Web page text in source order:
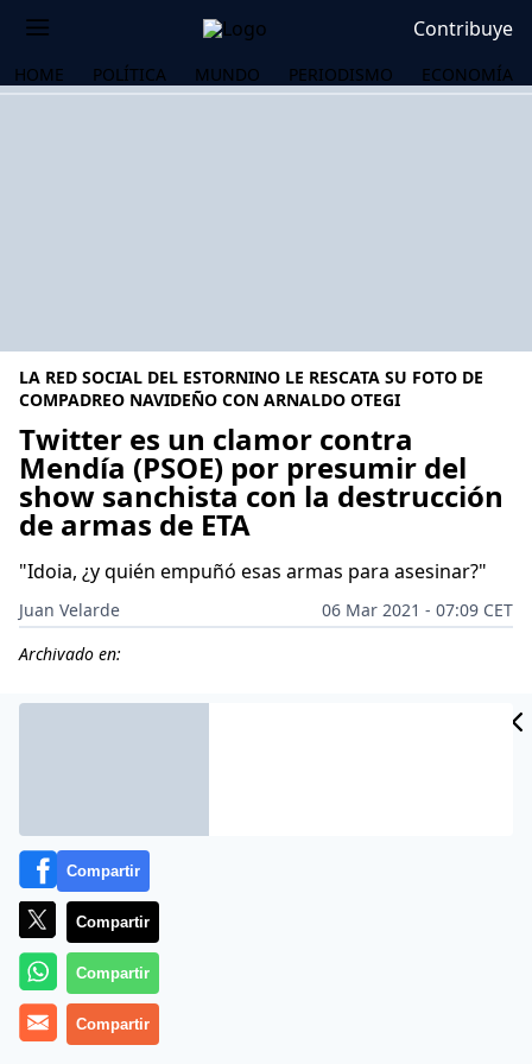
Contribuye
HOME POLÍTICA MUNDO PERIODISMO ECONOMÍA
LA RED SOCIAL DEL ESTORNINO LE RESCATA SU FOTO DE
COMPADREO NAVIDEÑO CON ARNALDO OTEGI
Twitter es un clamor contra
Mendía (PSOE) por presumir del
show sanchista con la destrucción
de armas de ETA
"Idoia, ¿y quién empuñó esas armas para asesinar?"
Juan Velarde
06 Mar 2021 - 07:09 CET
Archivado en:
Tienen una desmemoria sideral.
Compartir
Compartir
Compartir
Compartir